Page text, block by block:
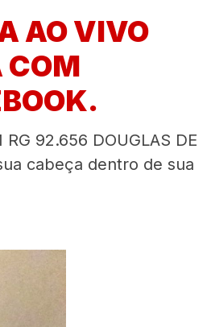
AO VIVO
COM
RG 92.656 DOUGLAS DE
cabeça dentro de sua